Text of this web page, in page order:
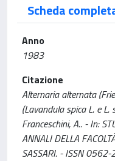
Scheda
Anno
1983
Citazione
Alternaria alternata
(Lavandula spica L. e L.
Franceschini, A.. - In:
ANNALI DELLA
SASSARI. - ISSN